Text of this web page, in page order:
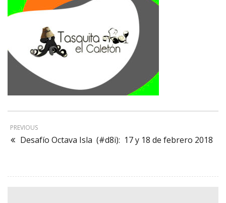
PREVIOUS
Desafío Octava Isla (#d8i): 17 y 18 de febrero 2018